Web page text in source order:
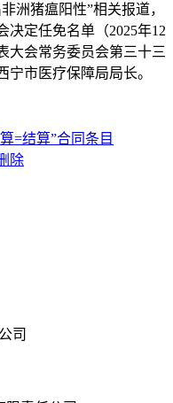
洲猪瘟阳性”相关报道，
决定任免名单（2025年12
大会常务委员会第三十三
市医疗保障局局长。
=结算”合同条目
除